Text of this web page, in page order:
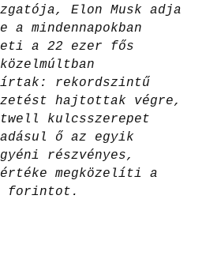
Elon Musk adja
mindennapokban
a 22 ezer fős
rekordszintű
hajtottak végre,
kulcsszerepet
ő az egyik
részvényes,
értéke megközelíti a
forintot.